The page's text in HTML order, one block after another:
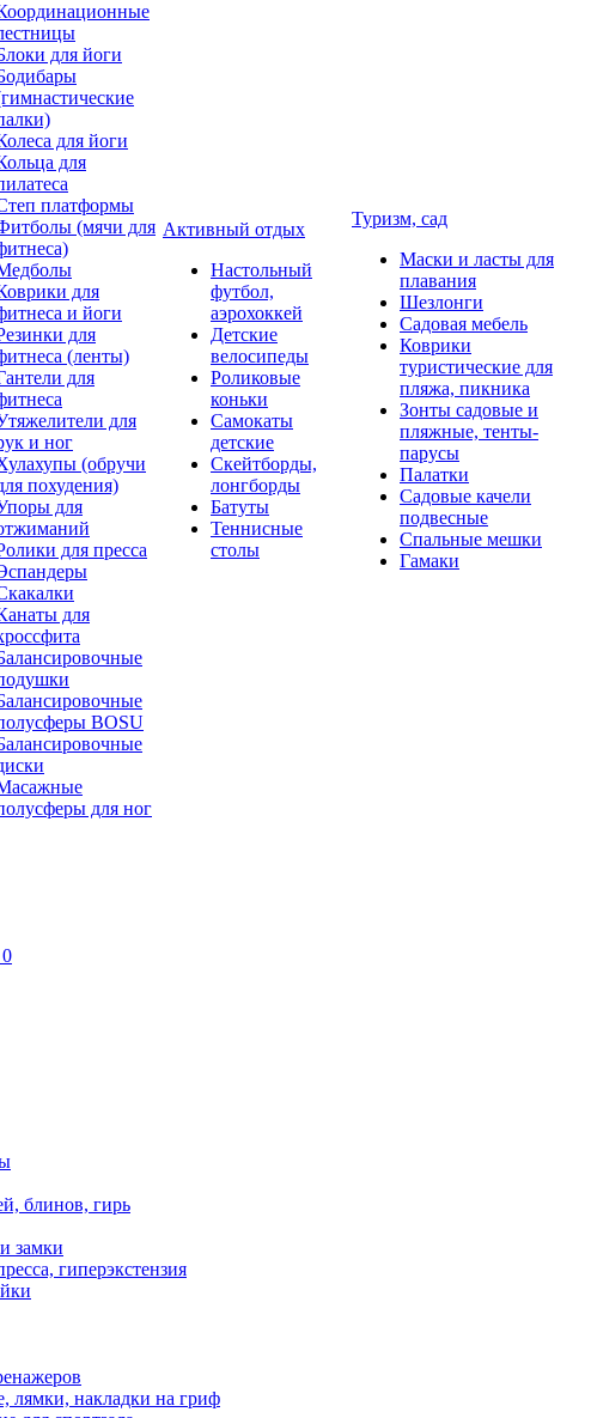
для йоги
для йоги
для
платформы
(мячи для
для
и йоги
для
(ленты)
для
для
и ног
(обручи
похудения)
для
для пресса
для
BOSU
для ног
Активный отдых
Настольный
футбол,
аэрохоккей
Детские
велосипеды
Роликовые
коньки
Самокаты
детские
Скейтборды,
лонгборды
Батуты
Теннисные
столы
Туризм, сад
Маски и ласты для
плавания
Шезлонги
Садовая мебель
Коврики
туристические для
пляжа, пикника
Зонты садовые и
пляжные, тенты-
парусы
Палатки
Садовые качели
подвесные
Спальные мешки
Гамаки
0
блинов, гирь
замки
гиперэкстензия
лямки, накладки на гриф